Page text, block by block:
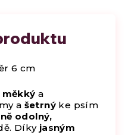
6 cm
měkký a
a šetrný ke psím
odolný,
Díky jasným